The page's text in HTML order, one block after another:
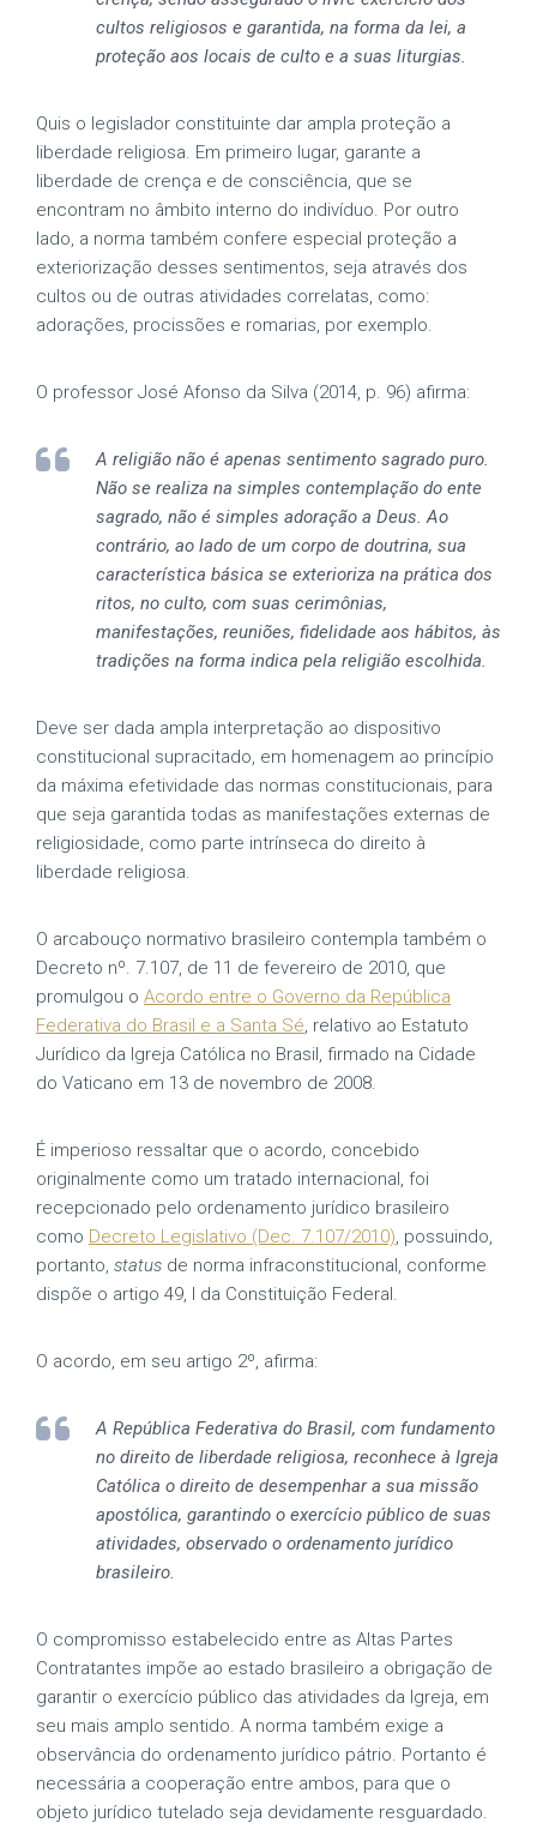
cultos religiosos e garantida, na forma da lei, a
proteção aos locais de culto e a suas liturgias.
Quis o legislador constituinte dar ampla proteção a
liberdade religiosa. Em primeiro lugar, garante a
liberdade de crença e de consciência, que se
encontram no âmbito interno do indivíduo. Por outro
lado, a norma também confere especial proteção a
exteriorização desses sentimentos, seja através dos
cultos ou de outras atividades correlatas, como:
adorações, procissões e romarias, por exemplo.
O professor José Afonso da Silva (2014, p. 96) afirma:
A religião não é apenas sentimento sagrado puro.
Não se realiza na simples contemplação do ente
sagrado, não é simples adoração a Deus. Ao
contrário, ao lado de um corpo de doutrina, sua
característica básica se exterioriza na prática dos
ritos, no culto, com suas cerimônias,
manifestações, reuniões, fidelidade aos hábitos, às
tradições na forma indica pela religião escolhida.
Deve ser dada ampla interpretação ao dispositivo
constitucional supracitado, em homenagem ao princípio
da máxima efetividade das normas constitucionais, para
que seja garantida todas as manifestações externas de
religiosidade, como parte intrínseca do direito à
liberdade religiosa.
O arcabouço normativo brasileiro contempla também o
Decreto nº. 7.107, de 11 de fevereiro de 2010, que
promulgou o Acordo entre o Governo da República
Federativa do Brasil e a Santa Sé, relativo ao Estatuto
Jurídico da Igreja Católica no Brasil, firmado na Cidade
do Vaticano em 13 de novembro de 2008.
É imperioso ressaltar que o acordo, concebido
originalmente como um tratado internacional, foi
recepcionado pelo ordenamento jurídico brasileiro
como Decreto Legislativo (Dec. 7.107/2010), possuindo,
portanto, status de norma infraconstitucional, conforme
dispõe o artigo 49, I da Constituição Federal.
O acordo, em seu artigo 2º, afirma:
A República Federativa do Brasil, com fundamento
no direito de liberdade religiosa, reconhece à Igreja
Católica o direito de desempenhar a sua missão
apostólica, garantindo o exercício público de suas
atividades, observado o ordenamento jurídico
brasileiro.
O compromisso estabelecido entre as Altas Partes
Contratantes impõe ao estado brasileiro a obrigação de
garantir o exercício público das atividades da Igreja, em
seu mais amplo sentido. A norma também exige a
observância do ordenamento jurídico pátrio. Portanto é
necessária a cooperação entre ambos, para que o
objeto jurídico tutelado seja devidamente resguardado.